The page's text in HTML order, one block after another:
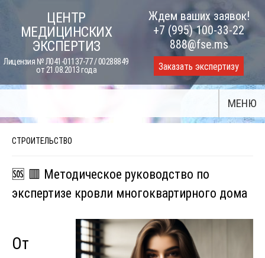
content
ЦЕНТР
МЕДИЦИНСКИХ
ЭКСПЕРТИЗ
Лицензия № Л041-01137-77 / 00288849
от 21.08.2013 года
Ждем ваших заявок!
+7 (995) 100-33-22
888@fse.ms
Заказать экспертизу
МЕНЮ
СТРОИТЕЛЬСТВО
🆘 🟥 Методическое руководство по
экспертизе кровли многоквартирного дома
От